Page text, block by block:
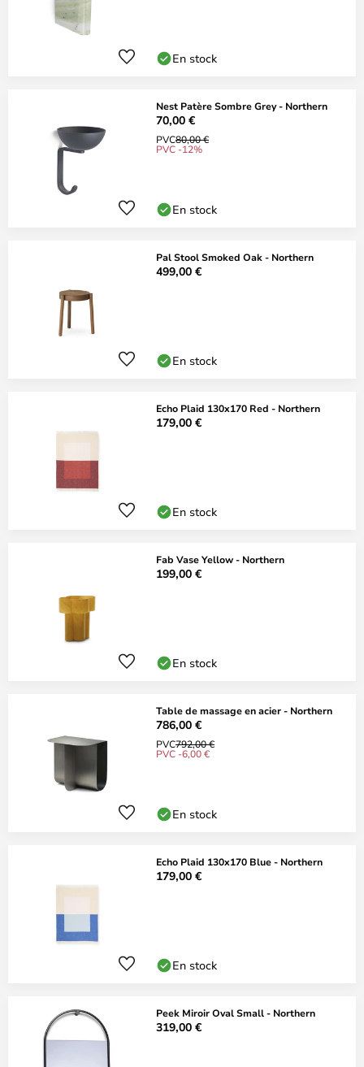
En stock
Nest Patère Sombre Grey - Northern
70,00 €
PVC80,00 €
PVC -12%
En stock
Pal Stool Smoked Oak - Northern
499,00 €
En stock
Echo Plaid 130x170 Red - Northern
179,00 €
En stock
Fab Vase Yellow - Northern
199,00 €
En stock
Table de massage en acier - Northern
786,00 €
PVC792,00 €
PVC -6,00 €
En stock
Echo Plaid 130x170 Blue - Northern
179,00 €
En stock
Peek Miroir Oval Small - Northern
319,00 €